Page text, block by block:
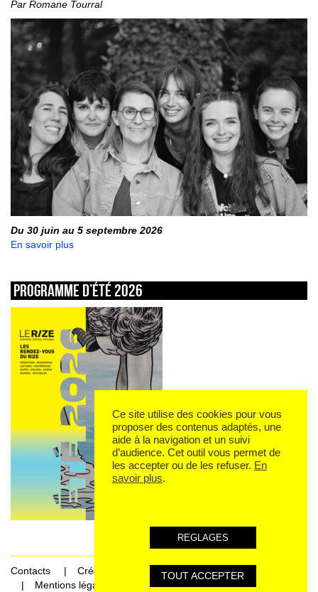
Par Romane Tourral
Du 30 juin au 5 septembre 2026
En savoir plus
Programme d’été 2026
Contacts
Crédits
Mentions légales et données personnelles
Ce site utilise des cookies pour vous
proposer des contenus adaptés, une
aide à la navigation et un suivi
d’audience. Cet outil vous permet de
les accepter ou de les refuser. En
savoir plus.
REGLAGES
TOUT ACCEPTER